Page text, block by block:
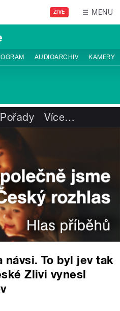
ŽIVĚ MENU
AUDIOARCHIV KAMERY
Pořady Více…
návsi. To byl jev tak
Zlivi vynesl